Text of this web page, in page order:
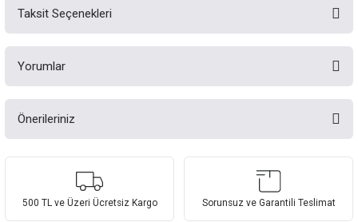
Taksit Seçenekleri
Yorumlar
Önerileriniz
Bu ürünün fiyat bilgisi, resim, ürün açıklamalarında ve diğer konularda
yetersiz gördüğünüz noktaları öneri formunu kullanarak tarafımıza
Görüş ve önerileriniz için teşekkür ederiz.
500 TL ve Üzeri Ücretsiz Kargo Sorunsuz ve Garantili Teslimat